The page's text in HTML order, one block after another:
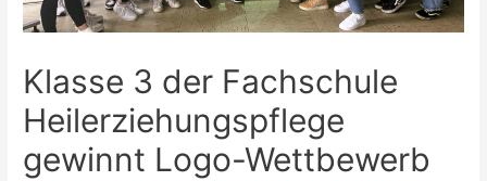
Klasse 3 der Fachschule
Heilerziehungspflege
gewinnt Logo-Wettbewerb